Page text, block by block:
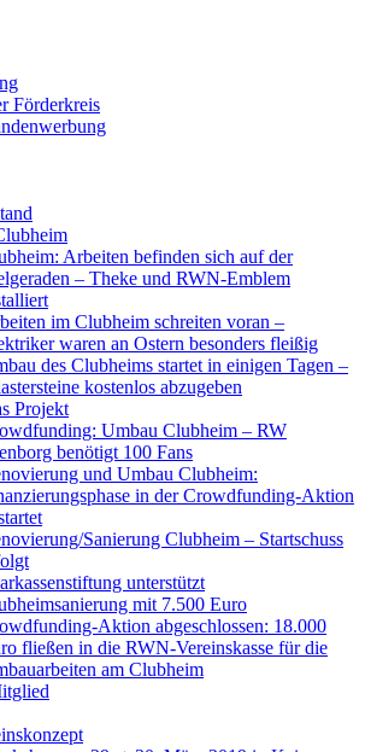
Förderkreis
Arbeiten befinden sich auf der
– Theke und RWN-Emblem
im Clubheim schreiten voran –
waren an Ostern besonders fleißig
des Clubheims startet in einigen Tagen –
kostenlos abzugeben
Projekt
Umbau Clubheim – RW
benötigt 100 Fans
und Umbau Clubheim:
in der Crowdfunding-Aktion
Sanierung Clubheim – Startschuss
unterstützt
mit 7.500 Euro
Aktion abgeschlossen: 18.000
fließen in die RWN-Vereinskasse für die
am Clubheim